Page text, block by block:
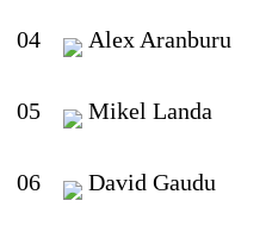
04 Alex Aranburu
05 Mikel Landa
06 David Gaudu